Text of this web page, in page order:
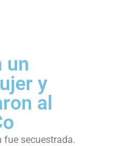
un
y
al
fue secuestrada.